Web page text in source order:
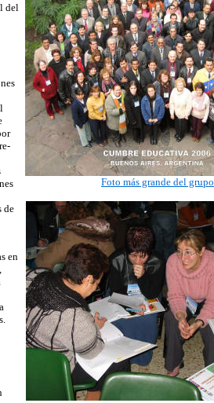
del
de
en
Foto más grande del grupo